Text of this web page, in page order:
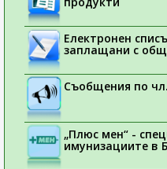
Електронен
заплащани с
Съобщения по
„Плюс мен“ -
имунизациите в